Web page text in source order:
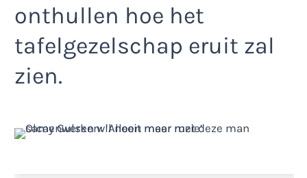
onthullen hoe het
tafelgezelschap eruit zal
zien.